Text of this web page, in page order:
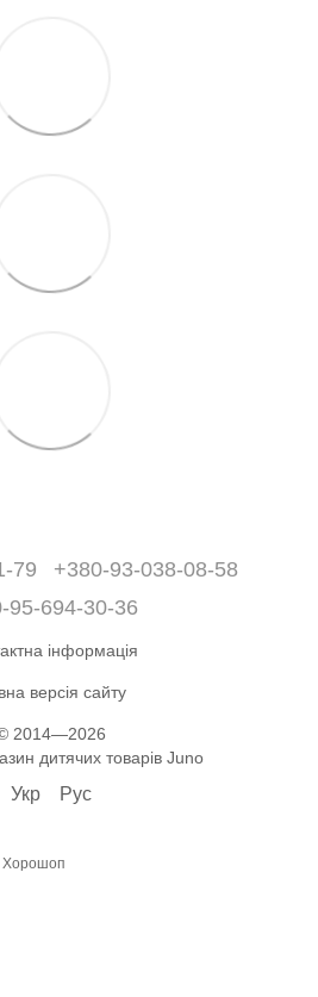
79
+380-93-038-08-58
95-694-30-36
інформація
версія сайту
2014—2026
дитячих товарів Juno
Укр Рус
Хорошоп